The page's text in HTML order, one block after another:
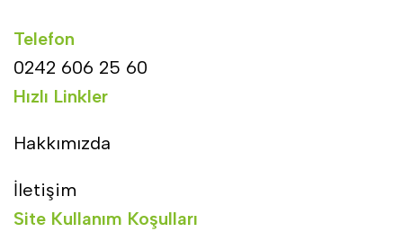
Telefon
0242 606 25 60
Hızlı Linkler
Hakkımızda
İletişim
Site Kullanım Koşulları